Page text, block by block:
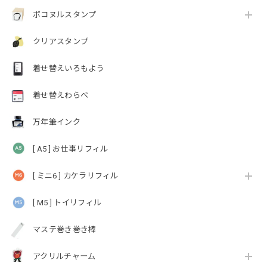
ポコヌルスタンプ
クリアスタンプ
着せ替えいろもよう
着せ替えわらべ
万年筆インク
[ A5 ] お仕事リフィル
[ ミニ6 ] カケラリフィル
[ M5 ] トイリフィル
マステ巻き巻き棒
アクリルチャーム